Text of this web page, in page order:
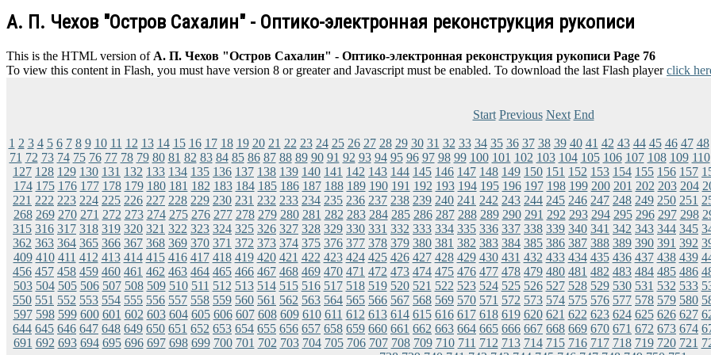
А. П. Чехов "Остров Сахалин" - Оптико-электронная реконструкция рукописи
This is the HTML version of А. П. Чехов "Остров Сахалин" - Оптико-электронная реконструкция рукописи Page 76
To view this content in Flash, you must have version 8 or greater and Javascript must be enabled. To download the last Flash playerclick
Start Previous Next End
1 2 3 4 5 6 7 8 9 10 11 12 13 14 15 16 17 18 19 20 21 22 23 24 25 26 27 28 29 30 31 32 33 34 35 36 37 38 39 40 41 42 43 44 45 46 47 48
71 72 73 74 75 76 77 78 79 80 81 82 83 84 85 86 87 88 89 90 91 92 93 94 95 96 97 98 99 100 101 102 103 104 105 106 107 108 109 110
127 128 129 130 131 132 133 134 135 136 137 138 139 140 141 142 143 144 145 146 147 148 149 150 151 152 153 154 155 156 157
174 175 176 177 178 179 180 181 182 183 184 185 186 187 188 189 190 191 192 193 194 195 196 197 198 199 200 201 202 203 204
221 222 223 224 225 226 227 228 229 230 231 232 233 234 235 236 237 238 239 240 241 242 243 244 245 246 247 248 249 250 251
268 269 270 271 272 273 274 275 276 277 278 279 280 281 282 283 284 285 286 287 288 289 290 291 292 293 294 295 296 297 298
315 316 317 318 319 320 321 322 323 324 325 326 327 328 329 330 331 332 333 334 335 336 337 338 339 340 341 342 343 344 345
362 363 364 365 366 367 368 369 370 371 372 373 374 375 376 377 378 379 380 381 382 383 384 385 386 387 388 389 390 391 392
409 410 411 412 413 414 415 416 417 418 419 420 421 422 423 424 425 426 427 428 429 430 431 432 433 434 435 436 437 438 439
456 457 458 459 460 461 462 463 464 465 466 467 468 469 470 471 472 473 474 475 476 477 478 479 480 481 482 483 484 485 486
503 504 505 506 507 508 509 510 511 512 513 514 515 516 517 518 519 520 521 522 523 524 525 526 527 528 529 530 531 532 533
550 551 552 553 554 555 556 557 558 559 560 561 562 563 564 565 566 567 568 569 570 571 572 573 574 575 576 577 578 579 580
597 598 599 600 601 602 603 604 605 606 607 608 609 610 611 612 613 614 615 616 617 618 619 620 621 622 623 624 625 626 627
644 645 646 647 648 649 650 651 652 653 654 655 656 657 658 659 660 661 662 663 664 665 666 667 668 669 670 671 672 673 674
691 692 693 694 695 696 697 698 699 700 701 702 703 704 705 706 707 708 709 710 711 712 713 714 715 716 717 718 719 720 721